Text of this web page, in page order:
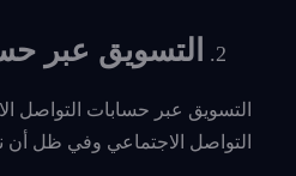
التسويق عبر
التسويق عبر حسابات التواصل
التواصل الاجتماعي وفي ظل أن